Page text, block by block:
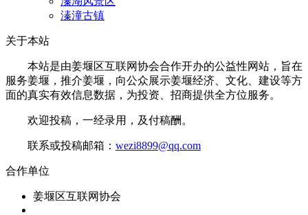
溱潼古镇
关于本站
本站是由姜堰区互联网协会合作开办的公益性网站，旨在
服务姜堰，推介姜堰，向公众展示姜堰经济、文化、建设等方
面的真实有效信息数据，为投资、招商提供全方位服务。
欢迎投稿，一经录用，及付稿酬。
联系或投稿邮箱： wezi8899@qq.com
合作单位
姜堰区互联网协会